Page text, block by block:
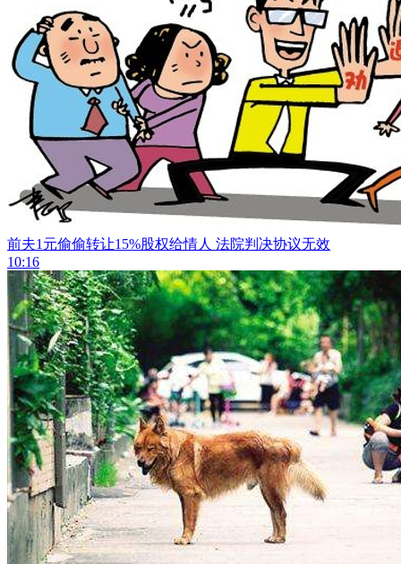
前夫1元偷偷转让15%股权给情人 法院判决协议无效
10:16